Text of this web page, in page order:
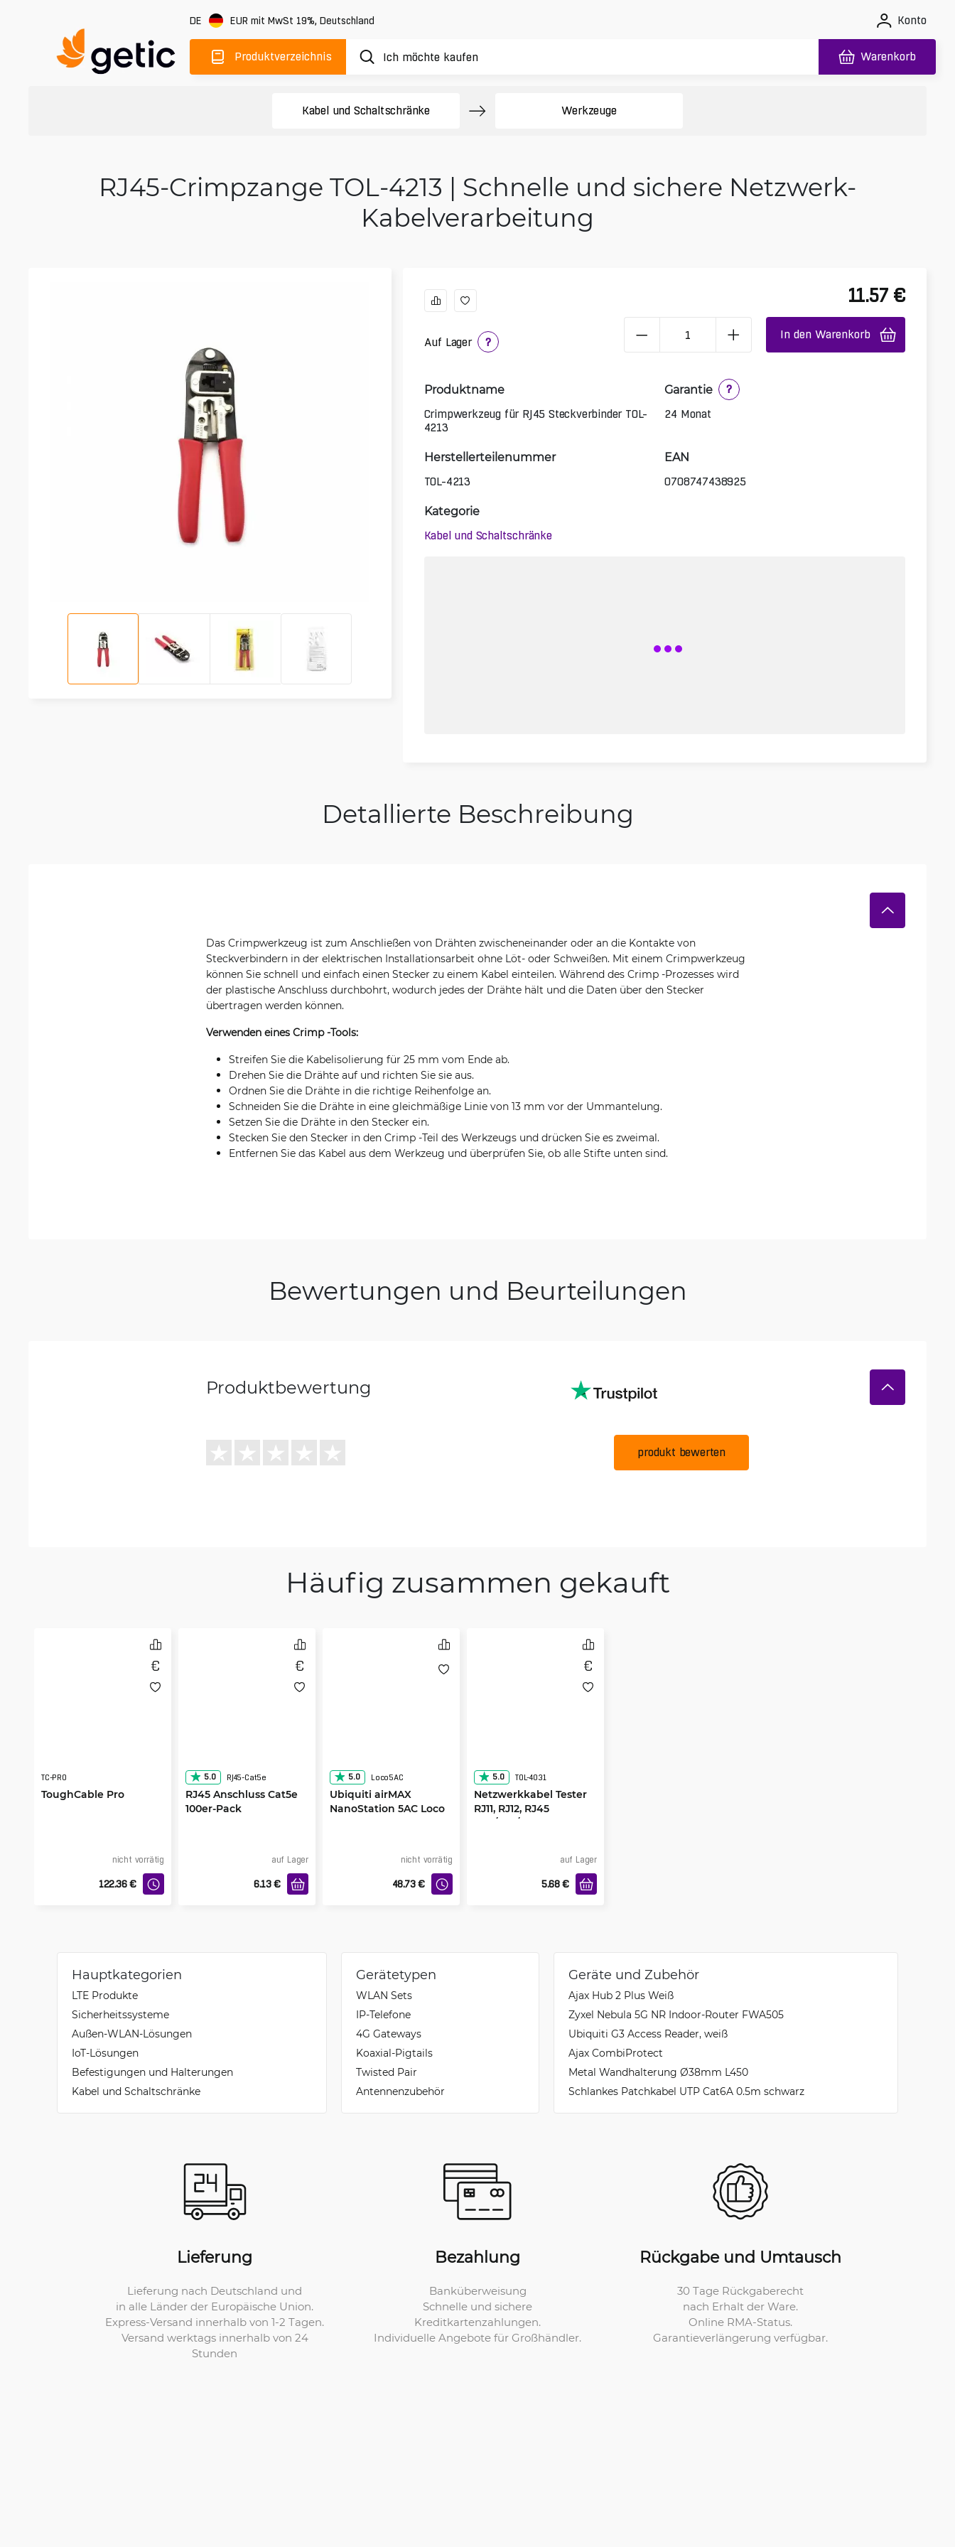
DE EUR mit MwSt 19%, Deutschland Konto
Produktverzeichnis Warenkorb
Kabel und Schaltschränke Werkzeuge
RJ45-Crimpzange TOL-4213 | Schnelle und sichere Netzwerk-
Kabelverarbeitung
Auf Lager ?
11.57 €
In den Warenkorb
Produktname
Crimpwerkzeug für RJ45 Steckverbinder TOL-
4213
Garantie
?
24 Monat
Herstellerteilenummer
TOL-4213
EAN
0708747438925
Kategorie
Kabel und Schaltschränke
Detallierte Beschreibung
Das Crimpwerkzeug ist zum Anschließen von Drähten zwischeneinander oder an die Kontakte von
Steckverbindern in der elektrischen Installationsarbeit ohne Löt- oder Schweißen. Mit einem Crimpwerkzeug
können Sie schnell und einfach einen Stecker zu einem Kabel einteilen. Während des Crimp -Prozesses wird
der plastische Anschluss durchbohrt, wodurch jedes der Drähte hält und die Daten über den Stecker
übertragen werden können.
Verwenden eines Crimp -Tools:
Streifen Sie die Kabelisolierung für 25 mm vom Ende ab.
Drehen Sie die Drähte auf und richten Sie sie aus.
Ordnen Sie die Drähte in die richtige Reihenfolge an.
Schneiden Sie die Drähte in eine gleichmäßige Linie von 13 mm vor der Ummantelung.
Setzen Sie die Drähte in den Stecker ein.
Stecken Sie den Stecker in den Crimp -Teil des Werkzeugs und drücken Sie es zweimal.
Entfernen Sie das Kabel aus dem Werkzeug und überprüfen Sie, ob alle Stifte unten sind.
Bewertungen und Beurteilungen
Produktbewertung
produkt bewerten
Häufig zusammen gekauft
TC-PRO
ToughCable Pro
nicht vorrätig
122.36 €
5.0 RJ45-Cat5e
RJ45 Anschluss Cat5e
100er-Pack
auf Lager
6.13 €
5.0 Loco5AC
Ubiquiti airMAX
NanoStation 5AC Loco
nicht vorrätig
48.73 €
5.0 TOL-4031
Netzwerkkabel Tester
RJ11, RJ12, RJ45
UTP/FTP/STP
auf Lager
5.68 €
Hauptkategorien
LTE Produkte
Sicherheitssysteme
Außen-WLAN-Lösungen
IoT-Lösungen
Befestigungen und Halterungen
Kabel und Schaltschränke
Gerätetypen
WLAN Sets
IP-Telefone
4G Gateways
Koaxial-Pigtails
Twisted Pair
Antennenzubehör
Geräte und Zubehör
Ajax Hub 2 Plus Weiß
Zyxel Nebula 5G NR Indoor-Router FWA505
Ubiquiti G3 Access Reader, weiß
Ajax CombiProtect
Metal Wandhalterung Ø38mm L450
Schlankes Patchkabel UTP Cat6A 0.5m schwarz
Lieferung
Lieferung nach Deutschland und
in alle Länder der Europäische Union.
Express-Versand innerhalb von 1-2 Tagen.
Versand werktags innerhalb von 24
Stunden
Bezahlung
Banküberweisung
Schnelle und sichere
Kreditkartenzahlungen.
Individuelle Angebote für Großhändler.
Rückgabe und Umtausch
30 Tage Rückgaberecht
nach Erhalt der Ware.
Online RMA-Status.
Garantieverlängerung verfügbar.